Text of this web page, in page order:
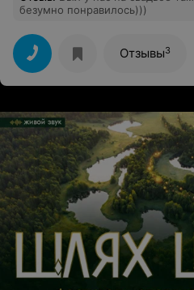
безумно понравилось)))
Отзывы3